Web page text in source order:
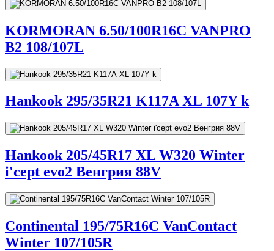
KORMORAN 6.50/100R16C VANPRO
B2 108/107L
Hankook 295/35R21 K117A XL 107Y k
Hankook 205/45R17 XL W320 Winter
i'cept evo2 Венгрия 88V
Continental 195/75R16C VanContact
Winter 107/105R